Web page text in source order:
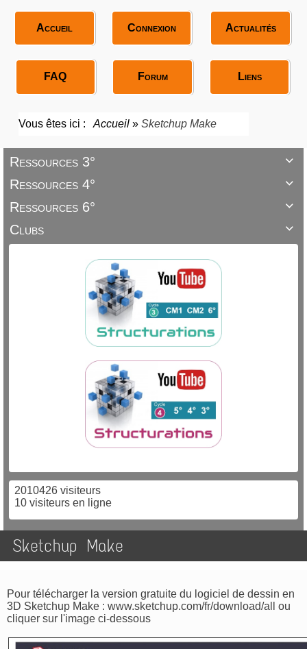
Accueil Connexion Actualités
FAQ Forum Liens
Vous êtes ici : Accueil » Sketchup Make

Ressources 3°

Ressources 4°

Ressources 6°

Clubs
2010426 visiteurs
10 visiteurs en ligne
Sketchup Make
Pour télécharger la version gratuite du logiciel de dessin en
3D Sketchup Make : www.sketchup.com/fr/download/all
ou
cliquer sur l'image ci-dessous